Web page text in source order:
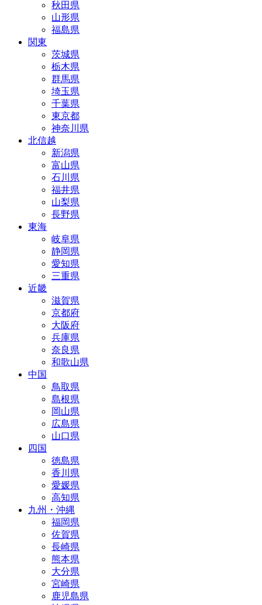
秋田県
山形県
福島県
関東
茨城県
栃木県
群馬県
埼玉県
千葉県
東京都
神奈川県
北信越
新潟県
富山県
石川県
福井県
山梨県
長野県
東海
岐阜県
静岡県
愛知県
三重県
近畿
滋賀県
京都府
大阪府
兵庫県
奈良県
和歌山県
中国
鳥取県
島根県
岡山県
広島県
山口県
四国
徳島県
香川県
愛媛県
高知県
九州・沖縄
福岡県
佐賀県
長崎県
熊本県
大分県
宮崎県
鹿児島県